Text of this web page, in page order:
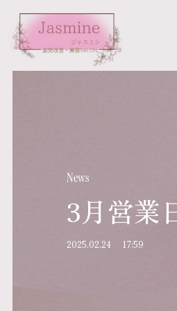
News
3月営業
2025.02.24 17:59